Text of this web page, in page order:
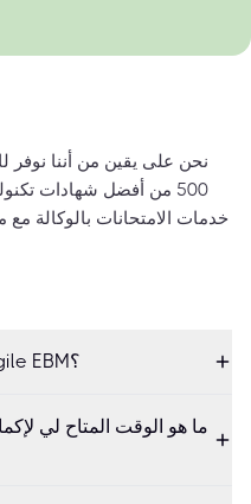
نحن على يقين من أننا
500 من أفضل شهادات
كم تكلفة امتحان القيادة المهنية Agile EBM؟
ما هو الوقت المتاح لي